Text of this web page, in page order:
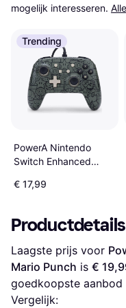
mogelijk interesseren.
Trending
PowerA Nintendo
Switch Enhanced
Power-Up Mario
€ 17,99
Productdetails
Laagste prijs voor
Mario Punch is €
goedkoopste aanbod
Vergelijk: